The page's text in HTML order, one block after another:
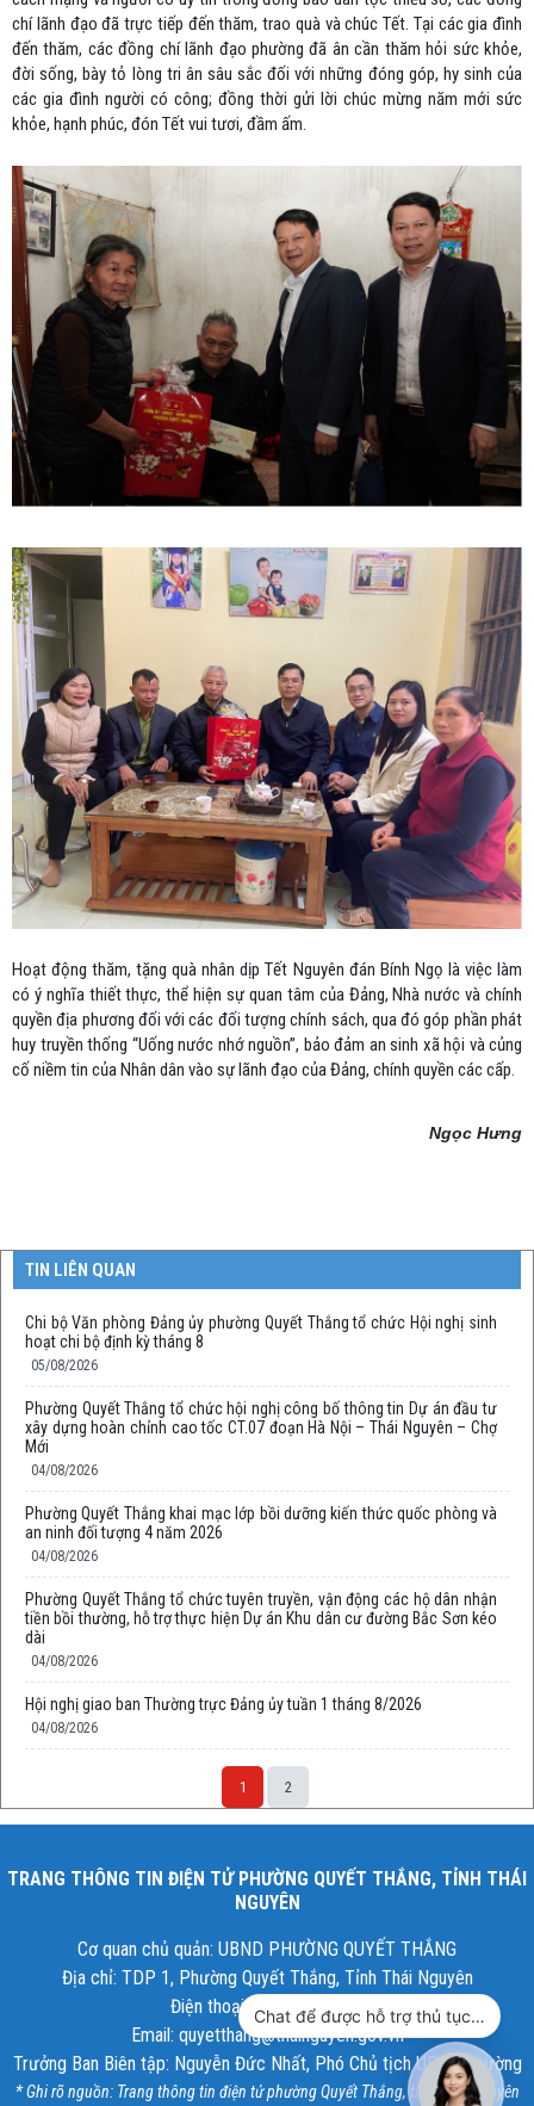
chí lãnh đạo đã trực tiếp đến thăm, trao quà và chúc Tết. Tại các gia đình
đến thăm, các đồng chí lãnh đạo phường đã ân cần thăm hỏi sức khỏe,
đời sống, bày tỏ lòng tri ân sâu sắc đối với những đóng góp, hy sinh của
các gia đình người có công; đồng thời gửi lời chúc mừng năm mới sức
khỏe, hạnh phúc, đón Tết vui tươi, đầm ấm.
Hoạt động thăm, tặng quà nhân dịp Tết Nguyên đán Bính Ngọ là việc làm
có ý nghĩa thiết thực, thể hiện sự quan tâm của Đảng, Nhà nước và chính
quyền địa phương đối với các đối tượng chính sách, qua đó góp phần phát
huy truyền thống “Uống nước nhớ nguồn”, bảo đảm an sinh xã hội và củng
cố niềm tin của Nhân dân vào sự lãnh đạo của Đảng, chính quyền các cấp.
Ngọc Hưng
TIN LIÊN QUAN
Chi bộ Văn phòng Đảng ủy phường Quyết Thắng tổ chức Hội nghị sinh
hoạt chi bộ định kỳ tháng 8
05/08/2026
Phường Quyết Thắng tổ chức hội nghị công bố thông tin Dự án đầu tư
xây dựng hoàn chỉnh cao tốc CT.07 đoạn Hà Nội – Thái Nguyên – Chợ
Mới
04/08/2026
Phường Quyết Thắng khai mạc lớp bồi dưỡng kiến thức quốc phòng và
an ninh đối tượng 4 năm 2026
04/08/2026
Phường Quyết Thắng tổ chức tuyên truyền, vận động các hộ dân nhận
tiền bồi thường, hỗ trợ thực hiện Dự án Khu dân cư đường Bắc Sơn kéo
dài
04/08/2026
Hội nghị giao ban Thường trực Đảng ủy tuần 1 tháng 8/2026
04/08/2026
1 2
TRANG THÔNG TIN ĐIỆN TỬ PHƯỜNG QUYẾT THẮNG, TỈNH THÁI
NGUYÊN
Cơ quan chủ quản: UBND PHƯỜNG QUYẾT THẮNG
Địa chỉ: TDP 1, Phường Quyết Thắng, Tỉnh Thái Nguyên
Điện thoại: 02083.546.007
Email: quyetthang@thainguyen.gov.vn
Trưởng Ban Biên tập: Nguyễn Đức Nhất, Phó Chủ tịch UBND phường
* Ghi rõ nguồn: Trang thông tin điện tử phường Quyết Thắng, tỉnh Thái Nguyên
Chat để được hỗ trợ thủ tục hành chính công